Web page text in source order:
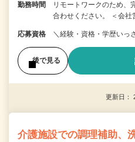
勤務時間
リモートワークのため、
合わせください。 ＜会
応募資格 ＼経験・資格・学歴いっ
後で見る
更新日：
介護施設での調理補助、